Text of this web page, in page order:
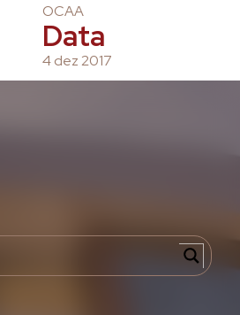
OCAA
Data
4 dez 2017